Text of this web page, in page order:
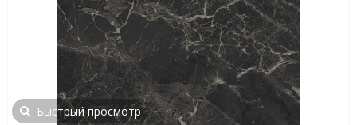
Быстрый просмотр